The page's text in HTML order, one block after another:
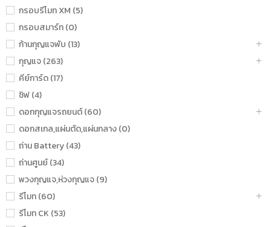
กรอบรีโมท XM (5)
กรอบสมาร์ท (0)
ก้านกุญแจพับ (13)
กุญแจ (263)
คีย์การ์ด (17)
ชิฟ (4)
ดอกกุญแจรถยนต์ (60)
ดอกสเกล,แผ่นตัด,แผ่นกลาง (0)
ถ่าน Battery (43)
ถ่านศูนย์ (34)
พวงกุญแจ,ห่วงกุญแจ (9)
รีโมท (60)
รีโมท CK (53)